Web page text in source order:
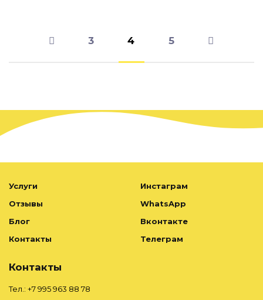
 3 4 5 
Услуги
Отзывы
Блог
Контакты
Инстаграм
WhatsApp
Вконтакте
Телеграм
Контакты
Тел.: +7 995 963 88 78